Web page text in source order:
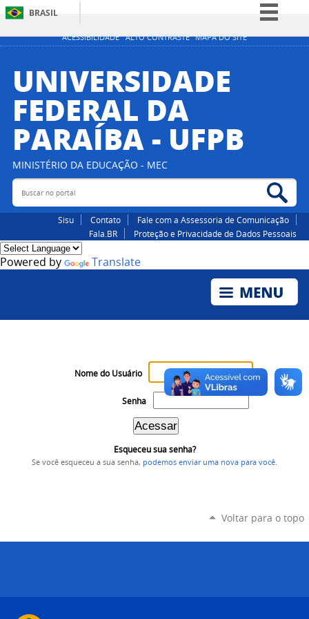
ACESSIBILIDADE ALTO CONTRASTE MAPA DO SITE
BRASIL
Simplifique!
Participe
Acesso à informação
Canais
UNIVERSIDADE
FEDERAL DA
PARAÍBA - UFPB
MINISTÉRIO DA EDUCAÇÃO - MEC
Buscar no portal
Sisu Contato
Fale com a Assessoria de Comunicação
Fala.BR
Proteção e Privacidade de Dados Pessoais
Powered by Translate
Nome do Usuário
Senha
Esqueceu sua senha?
Se você esqueceu a sua senha, podemos enviar uma nova para você
Voltar para o topo